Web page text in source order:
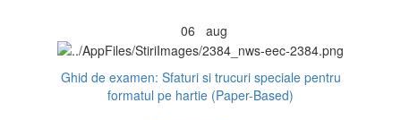
06 aug
Ghid de examen: Sfaturi si trucuri speciale pentru
formatul pe hartie (Paper-Based)